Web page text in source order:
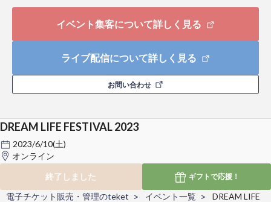
イベント集客について詳しく見る
ライブ配信について詳しく見る
お問い合わせ
DREAM LIFE FESTIVAL 2023
2023/6/10(土)
オンライン
終了しました
ギフトで応援！
電子チケット販売・管理のteket イベント一覧
DREAM LIFE